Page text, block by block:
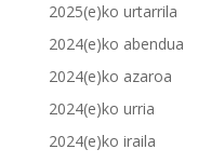
2025(e)ko urtarrila
2024(e)ko abendua
2024(e)ko azaroa
2024(e)ko urria
2024(e)ko iraila